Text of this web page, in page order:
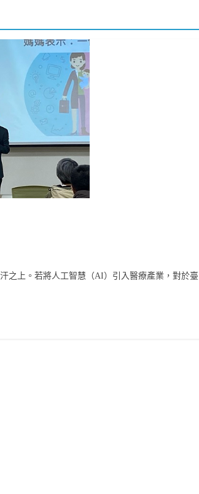
之上。若將人工智慧（AI）引入醫療產業，對於臺